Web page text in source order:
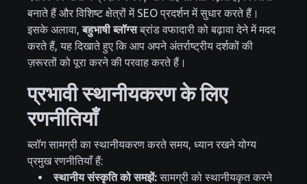
बनाते हैं और विशिष्ट क्षेत्रों में SEO प्रदर्शन में सुधार करते हैं।
इसके अलावा,बहुभाषी ब्लॉग्सब्रांड वफादारी को बढ़ावा देने में मदद
करते हैं, यह दिखाते हुए कि आप अपने अंतर्राष्ट्रीय दर्शकों की
ज़रूरतों को पूरा करने की परवाह करते हैं।
प्रभावी स्थानीयकरण के लिए
रणनीतियाँ
ब्लॉग सामग्री का स्थानीयकरण करते समय, ध्यान रखने योग्य
प्रमुख रणनीतियाँ हैं:
स्थानीय संस्कृति को समझें:सामग्री को स्थानीयकृत करने